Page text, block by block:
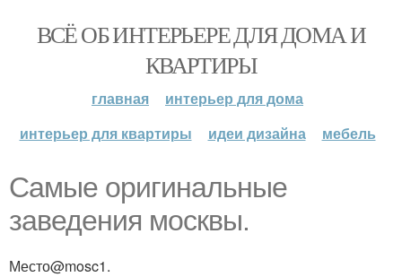
ВСЁ ОБ ИНТЕРЬЕРЕ ДЛЯ ДОМА И
КВАРТИРЫ
главная
интерьер для дома
интерьер для квартиры
идеи дизайна мебель
Самые оригинальные
заведения москвы.
Место@mosc1.